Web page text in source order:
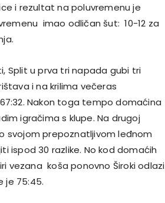
i rezultat na poluvremenu je
imao odličan šut: 10-12 za
Split u prva tri napada gubi tri
i na krilima večeras
Nakon toga tempo domaćina
igračima s klupe. Na drugoj
svojom prepoznatljivom leđnom
ispod 30 razlike. No kod domaćih
vezana koša ponovno Široki odlazi
je 75:45.